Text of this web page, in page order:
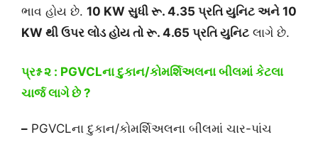
ભાવ હોય છે. 10 KW સુધી રૂ. 4.35 પ્રતિ યુનિટ અને 10
KW થી ઉપર લોડ હોય તો રૂ. 4.65 પ્રતિ યુનિટ લાગે છે.
પ્રશ્ન ૨ : PGVCLનાદુકાન/કોમર્શિઅલનાબીલમાં કેટલા
ચાર્જ લાગે છે ?
– PGVCLના દુકાન/કોમર્શિઅલના બીલમાં ચાર-પાંચ